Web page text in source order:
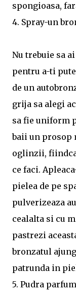
spongioasa,
4. Spray-un
Nu trebuie sa
pentru a-ti
de un
grija sa alegi
sa fie uniform
baii un prosop
oglinzii,
ce faci.
pielea de pe
pulverizeaza
cealalta si cu
pastrezi
bronzatul
patrunda in
5. Pudra